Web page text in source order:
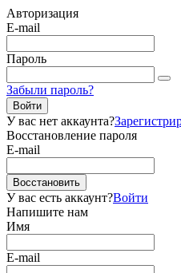
Авторизация
E-mail
Пароль
Забыли пароль?
Войти
У вас нет аккаунта?
Восстановление пароля
E-mail
Восстановить
У вас есть аккаунт?Войти
Напишите нам
Имя
E-mail